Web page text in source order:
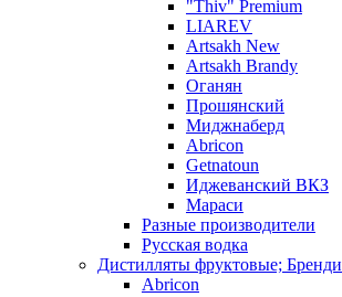
"Thiv" Premium
LIAREV
Artsakh New
Artsakh Brandy
Оганян
Прошянский
Миджнаберд
Abricon
Getnatoun
Иджеванский ВКЗ
Мараси
Разные производители
Русская водка
Дистилляты фруктовые; Бренди
Abricon